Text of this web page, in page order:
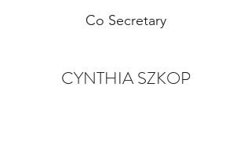
Co Secretary
CYNTHIA SZKOP